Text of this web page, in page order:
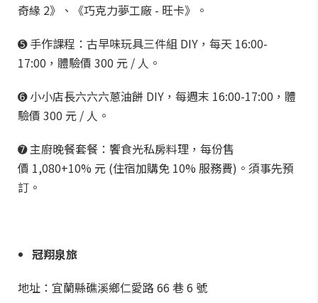
奇緣 2》、《巧克力夢工廠 - 旺卡》。
➎ 手作課程：古早味玩具三件組 DIY，每天 16:00-
17:00，體驗價 300 元 / 人。
➏ 小小店長六六六蔥油餅 DIY，每週末 16:00-17:00，體
驗價 300 元 / 人。
➐ 主廚晚餐套餐：饗食光私房料理，每份售
價 1,080+10% 元 (住宿加購免 10% 服務費)。須事先預
訂。
冠翔泉旅
地址：宜蘭縣礁溪鄉仁愛路 66 巷 6 號